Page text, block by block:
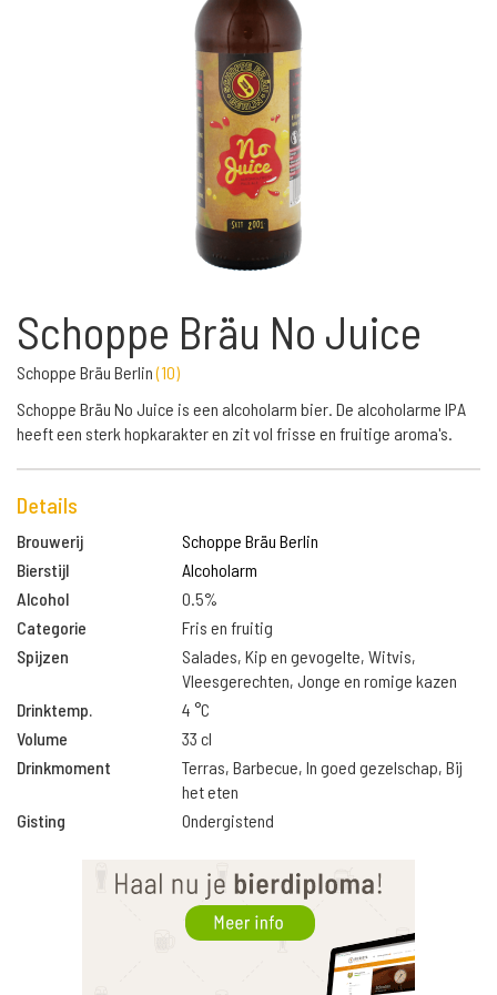
Schoppe Bräu No Juice
Schoppe Bräu Berlin(10)
Schoppe Bräu No Juice is een alcoholarm bier. De alcoholarme IPA
heeft een sterk hopkarakter en zit vol frisse en fruitige aroma's.
Details
Brouwerij
Schoppe Bräu Berlin
Bierstijl
Alcoholarm
Alcohol
0.5%
Categorie
Fris en fruitig
Spijzen
Salades, Kip en gevogelte, Witvis,
Vleesgerechten, Jonge en romige kazen
Drinktemp.
4 °C
Volume
33 cl
Drinkmoment
Terras, Barbecue, In goed gezelschap, Bij
het eten
Gisting
Ondergistend